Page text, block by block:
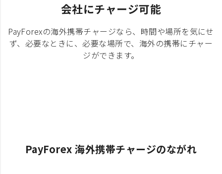
会社にチャージ可能
PayForexの海外携帯チャージなら、時間や場所を気にせ
ず、必要なときに、必要な場所で、海外の携帯にチャー
ジができます。
PayForex 海外携帯チャージのながれ